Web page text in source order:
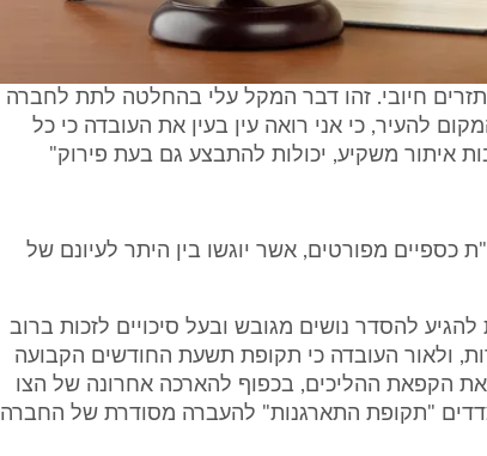
חיובי. זהו דבר המקל עלי בהחלטה לתת לחברה
להעיר, כי אני רואה עין בעין את העובדה כי כל
איתור משקיע, יכולות להתבצע גם בעת פירוק"
כספיים מפורטים, אשר יוגשו בין היתר לעיונם של
להגיע להסדר נושים מגובש ובעל סיכויים לזכות ברוב
לחוק החברות, ולאור העובדה כי תקופת תשעת החודשים הקבועה
הקפאת ההליכים, בכפוף להארכה אחרונה של הצו
הצדדים "תקופת התארגנות" להעברה מסודרת של החברה